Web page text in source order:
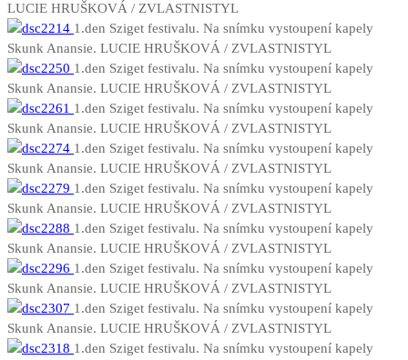
LUCIE HRUŠKOVÁ / ZVLASTNISTYL
1.den Sziget festivalu. Na snímku vystoupení kapely
Skunk Anansie. LUCIE HRUŠKOVÁ / ZVLASTNISTYL
1.den Sziget festivalu. Na snímku vystoupení kapely
Skunk Anansie. LUCIE HRUŠKOVÁ / ZVLASTNISTYL
1.den Sziget festivalu. Na snímku vystoupení kapely
Skunk Anansie. LUCIE HRUŠKOVÁ / ZVLASTNISTYL
1.den Sziget festivalu. Na snímku vystoupení kapely
Skunk Anansie. LUCIE HRUŠKOVÁ / ZVLASTNISTYL
1.den Sziget festivalu. Na snímku vystoupení kapely
Skunk Anansie. LUCIE HRUŠKOVÁ / ZVLASTNISTYL
1.den Sziget festivalu. Na snímku vystoupení kapely
Skunk Anansie. LUCIE HRUŠKOVÁ / ZVLASTNISTYL
1.den Sziget festivalu. Na snímku vystoupení kapely
Skunk Anansie. LUCIE HRUŠKOVÁ / ZVLASTNISTYL
1.den Sziget festivalu. Na snímku vystoupení kapely
Skunk Anansie. LUCIE HRUŠKOVÁ / ZVLASTNISTYL
1.den Sziget festivalu. Na snímku vystoupení kapely